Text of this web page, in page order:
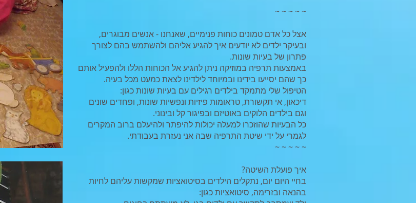
~ ~ ~ ~ ~
אצל כל אדם טמונים כוחות פנימיים, שאנחנו - אנשים מבוגרים,
ובעיקר ילדים לא יודעים איך להגיע אליהם ולהשתמש בהם לצורך
פתרון של בעיות שונות.
באמצעות תרפיה במוזיקה ניתן להגיע אל הכוחות הללו ולהפעיל אותם
כך שהם יסייעו בידינו ובמיוחד לילדינו לצאת כמעט מכל בעיה.
הטיפול שלי מתמקד בילדים רגילים עם בעיות שונות כגון:
דיכאון, אי תקשורת, טראומות פיזיות ונפשיות שונות, ופחדים שונים
וגם בילדים הלוקים באוטיזם ובפיגור קל ובינוני.
כל הבעיות שהוזכרו למעלה יכולות להיפתר ולהיעלם ברוב המקרים
לגמרי על ידי שיטת התרפיה שבה אני נעזרת בעבודתי.
~ ~ ~ ~ ~
איך פועלת השיטה?
בחיי היום יום, נתקלים הילדים בסיטואציות שמקשות עליהם לחיות
בהנאה ובזרימה, סיטואציות כגון: